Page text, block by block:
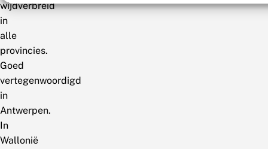
wijdverbreid
in
alle
provincies.
Goed
vertegenwoordigd
in
Antwerpen.
In
Wallonië